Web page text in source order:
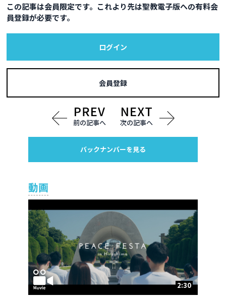
この記事は会員限定です。これより先は聖教電子版への有料会
員登録が必要です。
ログイン
会員登録
前の記事へ 次の記事へ
バックナンバーを見る
動画
2:30